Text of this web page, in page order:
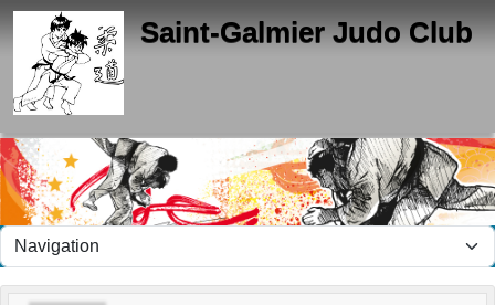
Saint-Galmier Judo Club
Panneau de gestion des cookies